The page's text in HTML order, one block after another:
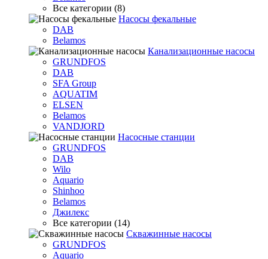
Все категории (8)
Насосы фекальные
DAB
Belamos
Канализационные насосы
GRUNDFOS
DAB
SFA Group
AQUATIM
ELSEN
Belamos
VANDJORD
Насосные станции
GRUNDFOS
DAB
Wilo
Aquario
Shinhoo
Belamos
Джилекс
Все категории (14)
Скважинные насосы
GRUNDFOS
Aquario